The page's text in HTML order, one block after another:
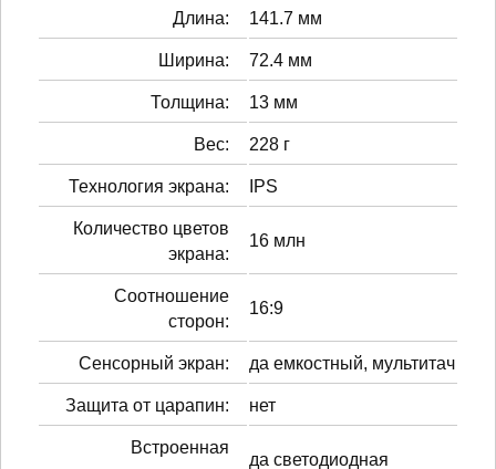
Длина: 141.7 мм
Ширина: 72.4 мм
Толщина: 13 мм
Вес: 228 г
Технология экрана: IPS
Количество цветов
экрана:
16 млн
Соотношение
сторон:
16:9
Сенсорный экран: да емкостный, мультитач
Защита от царапин: нет
Встроенная
да светодиодная